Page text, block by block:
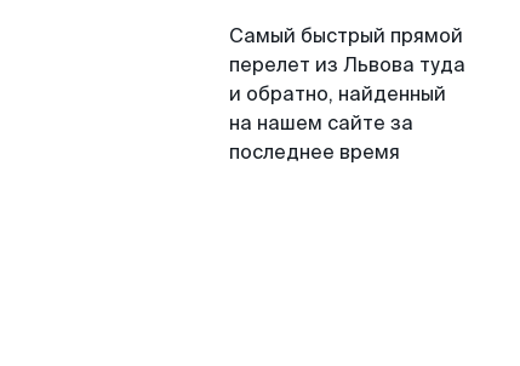
Самый быстрый прямой
перелет из Львова туда
и обратно, найденный
на нашем сайте за
последнее время